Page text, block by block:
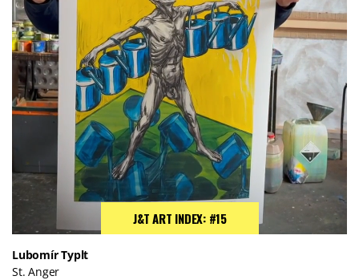
J&T ART INDEX: #15
Lubomír Typlt
St. Anger